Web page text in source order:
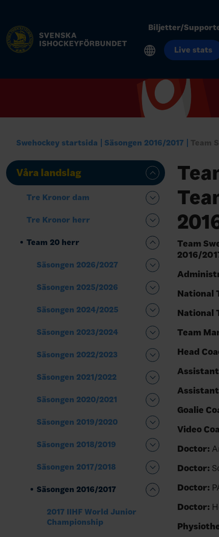
Biljetter/
Live stats
Swehockey startsida Säsongen 2016/2017 Team
Våra landslag
Tre Kronor dam
Tre Kronor herr
Team 20 herr
Säsongen 2026/2027
Säsongen 2025/2026
Säsongen 2024/2025
Säsongen 2023/2024
Säsongen 2022/2023
Säsongen 2021/2022
Säsongen 2020/2021
Säsongen 2019/2020
Säsongen 2018/2019
Säsongen 2017/2018
Säsongen 2016/2017
2017 IIHF World Junior
Championship
Team
2016/
National
National
Team
Head
Assistant
Assistant
Goalie
Video
Doctor:
Doctor:
Doctor:
Doctor: